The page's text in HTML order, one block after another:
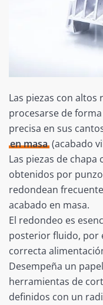
Las piezas con
procesarse de
precisa en sus
en masa(acabado
Las piezas de
obtenidos por
redondean
acabado en masa.
El redondeo es
posterior fluido, por
correcta
Desempeña un
herramientas de
definidos con un